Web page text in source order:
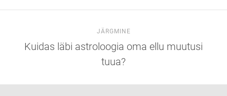
JÄRGMINE
Kuidas läbi astroloogia oma ellu muutusi
tuua?